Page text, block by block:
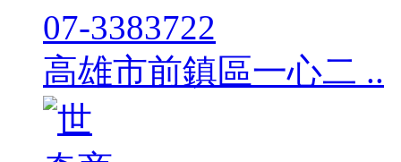
07-3383722
高雄市前鎮區一心二 ..